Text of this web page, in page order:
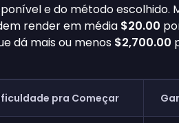
e do método escolhido.
render em média $20.00
dá mais ou menos $2,700.00
pra Começar